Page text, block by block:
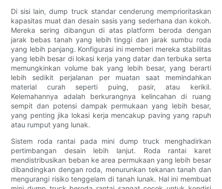
Di sisi lain, dump truck standar cenderung memprioritaskan
kapasitas muat dan desain sasis yang sederhana dan kokoh.
Mereka sering dibangun di atas platform beroda dengan
jarak bebas tanah yang lebih tinggi dan jarak sumbu roda
yang lebih panjang. Konfigurasi ini memberi mereka stabilitas
yang lebih besar di lokasi kerja yang datar dan terbuka serta
memungkinkan volume bak yang lebih besar, yang berarti
lebih sedikit perjalanan per muatan saat memindahkan
material curah seperti puing, pasir, atau kerikil.
Kelemahannya adalah berkurangnya kelincahan di ruang
sempit dan potensi dampak permukaan yang lebih besar,
yang penting jika lokasi kerja mencakup paving yang rapuh
atau rumput yang lunak.
Sistem roda rantai pada mini dump truck menghadirkan
pertimbangan desain lebih lanjut. Roda rantai karet
mendistribusikan beban ke area permukaan yang lebih besar
dibandingkan dengan roda, menurunkan tekanan tanah dan
mengurangi risiko tenggelam di tanah lunak. Hal ini membuat